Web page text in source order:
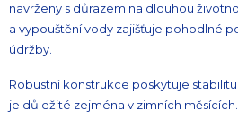
navrženy s důrazem na dlouhou
a vypouštění vody zajišťuje pohodlné
údržby.
Robustní konstrukce poskytuje
je důležité zejména v zimních měsících.